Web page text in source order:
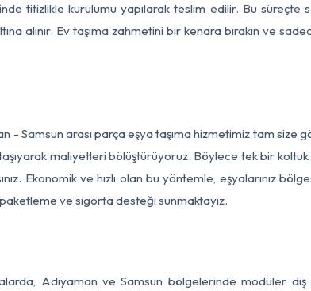
titizlikle kurulumu yapılarak teslim edilir. Bu süreçte
alınır. Ev taşıma zahmetini bir kenara bırakın ve
- Samsun arası parça eşya taşıma hizmetimiz tam size
maliyetleri bölüştürüyoruz. Böylece tek bir koltuk
Ekonomik ve hızlı olan bu yöntemle, eşyalarınız
paketleme ve sigorta desteği sunmaktayız.
Adıyaman ve Samsun bölgelerinde modüler dış